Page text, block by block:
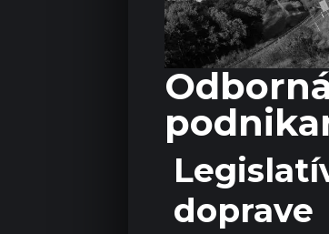
doprave